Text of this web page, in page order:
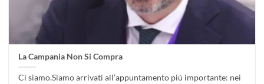
La Campania Non Si Compra
Ci siamo.Siamo arrivati all’appuntamento più importante: nei